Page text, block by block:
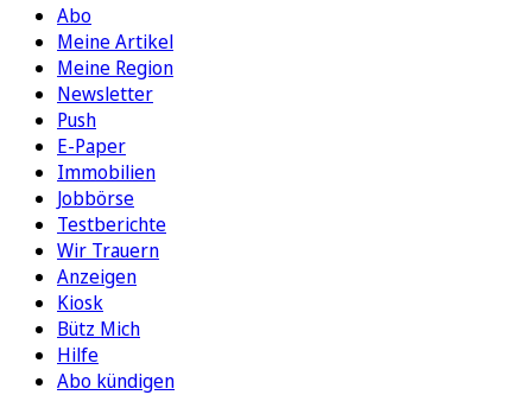
Abo
Meine Artikel
Meine Region
Newsletter
Push
E-Paper
Immobilien
Jobbörse
Testberichte
Wir Trauern
Anzeigen
Kiosk
Bütz Mich
Hilfe
Abo kündigen